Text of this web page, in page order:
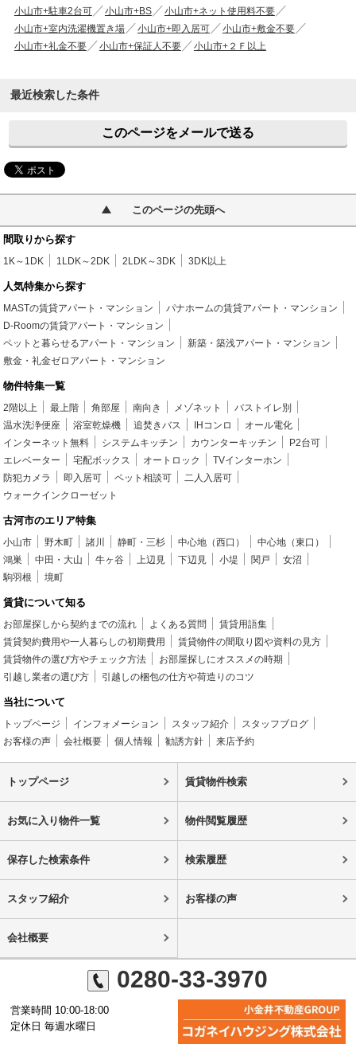
小山市+駐車2台可
小山市+BS
小山市+ネット使用料不要
小山市+室内洗濯機置き場
小山市+即入居可
小山市+敷金不要
小山市+礼金不要
小山市+保証人不要 小山市+２Ｆ以上
最近検索した条件
このページをメールで送る
このページの先頭へ
間取りから探す
1K～1DK 1LDK～2DK 2LDK～3DK 3DK以上
人気特集から探す
MASTの賃貸アパート・マンション
パナホームの賃貸アパート・マンション
D-Roomの賃貸アパート・マンション
ペットと暮らせるアパート・マンション
新築・築浅アパート・マンション
敷金・礼金ゼロアパート・マンション
物件特集一覧
2階以上 最上階 角部屋 南向き メゾネット
バストイレ別
温水洗浄便座
浴室乾燥機 追焚きバス IHコンロ
オール電化
インターネット無料
システムキッチン カウンターキッチン
P2台可
エレベーター
宅配ボックス オートロック
TVインターホン
防犯カメラ
即入居可 ペット相談可
二人入居可
ウォークインクローゼット
古河市のエリア特集
小山市 野木町 諸川 静町・三杉 中心地（西口）
中心地（東口）
鴻巣
中田・大山 牛ヶ谷 上辺見 下辺見 小堤 関戸
女沼
駒羽根
境町
賃貸について知る
お部屋探しから契約までの流れ よくある質問
賃貸用語集
賃貸契約費用や一人暮らしの初期費用
賃貸物件の間取り図や資料の見方
賃貸物件の選び方やチェック方法
お部屋探しにオススメの時期
引越し業者の選び方
引越しの梱包の仕方や荷造りのコツ
当社について
トップページ インフォメーション スタッフ紹介
スタッフブログ
お客様の声
会社概要 個人情報 勧誘方針 来店予約
トップページ 賃貸物件検索
お気に入り物件一覧 物件閲覧履歴
保存した検索条件 検索履歴
スタッフ紹介 お客様の声
会社概要
0280-33-3970
営業時間 10:00-18:00
定休日 毎週水曜日